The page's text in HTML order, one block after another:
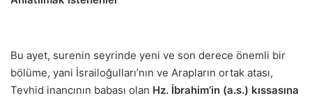
Bu ayet, surenin seyrinde yeni ve son derece önemli bir
bölüme, yani İsrailoğulları’nın ve Arapların ortak atası,
Tevhid inancının babası olan Hz. İbrahim’in (a.s.) kıssasına